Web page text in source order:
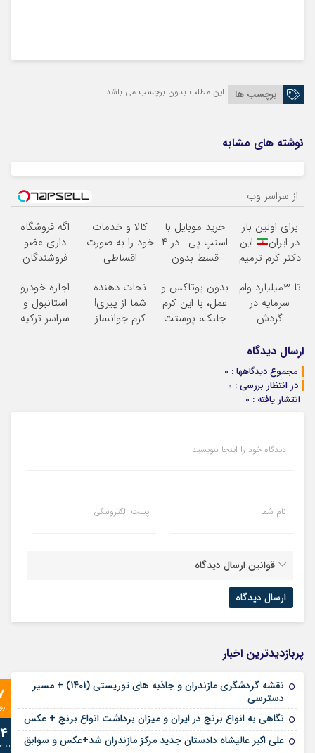
برچسب ها این مطلب بدون برچسب می باشد.
نوشته های مشابه
از سراسر وب
برای اولین بار
در ایران
این
دکتر کرم ترمیم
ساخت!
خرید موبایل با
اسنپ پی | در ۴
قسط بدون
کالا و خدمات
خود را به صورت
اقساطی
اگه فروشگاه
داری عضو
فروشندگان
میلیارد وام بگیر
تا 3میلیارد وام
سرمایه در
گردش
فروشگاهت رو
ثبت کن
بدون بوتاکس و
عمل، با این کرم
جلبک، پوستت
نجات دهنده
شما از پیری!
کرم جوانساز
اجاره خودرو
استانبول و
سراسر ترکیه
ارسال دیدگاه
مجموع دیدگاهها : 0
در انتظار بررسی : 0
انتشار یافته : 0
دیدگاه خود را اینجا بنویسید
نام شما پست الکترونیکی
قوانین ارسال دیدگاه
پربازدیدترین اخبار
نقشه گردشگری مازندران و جاذبه های توریستی (1401) + مسیر
دسترسی
نگاهی به انواع برنج در ایران و میزان برداشت انواع برنج + عکس
علی‌ اکبر عالیشاه دادستان جدید مرکز مازندران شد+عکس و سوابق